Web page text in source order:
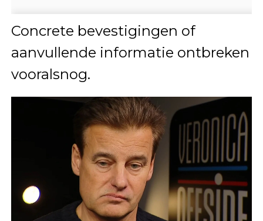
Concrete bevestigingen of
aanvullende informatie ontbreken
vooralsnog.